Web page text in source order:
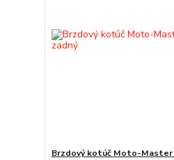
Brzdový kotúč Moto-Master